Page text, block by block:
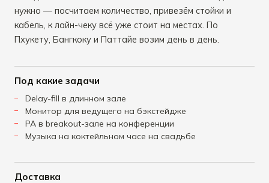
нужно — посчитаем количество, привезём стойки и
кабель, к лайн-чеку всё уже стоит на местах. По
Пхукету, Бангкоку и Паттайе возим день в день.
Под какие задачи
Delay-fill в длинном зале
Монитор для ведущего на бэкстейдже
PA в breakout-зале на конференции
Музыка на коктейльном часе на свадьбе
Доставка